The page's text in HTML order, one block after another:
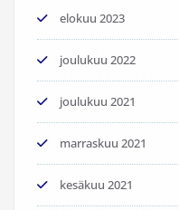
elokuu 2023
joulukuu 2022
joulukuu 2021
marraskuu 2021
kesäkuu 2021